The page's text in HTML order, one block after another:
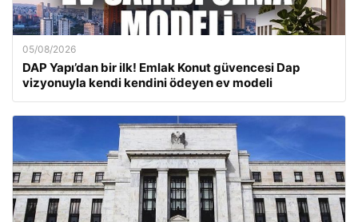
05/08/2026
DAP Yapı’dan bir ilk! Emlak Konut güvencesi Dap
vizyonuyla kendi kendini ödeyen ev modeli